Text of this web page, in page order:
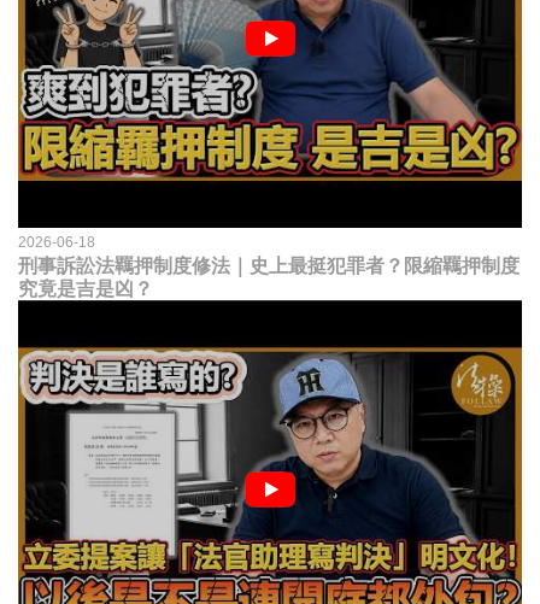
2026-06-18
刑事訴訟法羈押制度修法｜史上最挺犯罪者？限縮羈押制度
究竟是吉是凶？